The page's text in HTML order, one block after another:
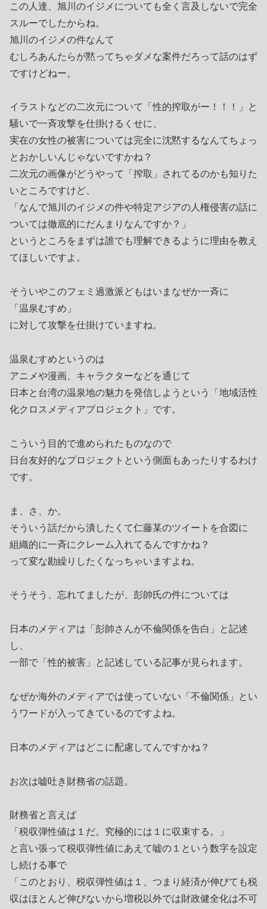
この人達、旭川のイジメについても全く言及しないで完全
スルーでしたからね。
旭川のイジメの件なんて
むしろあんたらが黙ってちゃダメな案件だろって話のはず
ですけどねー。
イラストなどの二次元について「性的搾取がー！！！」と
騒いで一斉攻撃を仕掛けるくせに、
実在の女性の被害については完全に沈黙するなんてちょっ
とおかしいんじゃないですかね？
二次元の画像がどうやって「搾取」されてるのかも知りた
いところですけど、
「なんで旭川のイジメの件や特定アジアの人権侵害の話に
ついては徹底的にだんまりなんですか？」
というところをまずは誰でも理解できるように理由を教え
てほしいですよ。
そういやこのフェミ過激派どもはいまなぜか一斉に
「温泉むすめ」
に対して攻撃を仕掛けていますね。
温泉むすめというのは
アニメや漫画、キャラクターなどを通じて
日本と台湾の温泉地の魅力を発信しようという「地域活性
化クロスメディアプロジェクト」です。
こういう目的で進められたものなので
日台友好的なプロジェクトという側面もあったりするわけ
です。
ま、さ、か。
そういう話だから潰したくて仁藤某のツイートを合図に
組織的に一斉にクレーム入れてるんですかね？
って変な勘繰りしたくなっちゃいますよね。
そうそう、忘れてましたが、彭帥氏の件については
日本のメディアは「彭帥さんが不倫関係を告白」と記述
し、
一部で「性的被害」と記述している記事が見られます。
なぜか海外のメディアでは使っていない「不倫関係」とい
うワードが入ってきているのですよね。
日本のメディアはどこに配慮してんですかね？
お次は嘘吐き財務省の話題。
財務省と言えば
「税収弾性値は１だ。究極的には１に収束する。」
と言い張って税収弾性値にあえて嘘の１という数字を設定
し続ける事で
「このとおり、税収弾性値は１、つまり経済が伸びても税
収はほとんど伸びないから増税以外では財政健全化は不可